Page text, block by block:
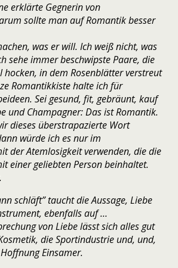
erklärte Gegnerin von
sollte man auf Romantik besser
was er will. Ich weiß nicht, was
sehe immer beschwipste Paare, die
in dem Rosenblätter verstreut
Romantikkiste halte ich für
Sei gesund, fit, gebräunt, kauf
und Champagner: Das ist Romantik.
dieses überstrapazierte Wort
würde ich es nur im
der Atemlosigkeit verwenden, die die
einer geliebten Person beinhaltet.
schläft” taucht die Aussage, Liebe
ebenfalls auf …
von Liebe lässt sich alles gut
die Sportindustrie und, und,
Einsamer.